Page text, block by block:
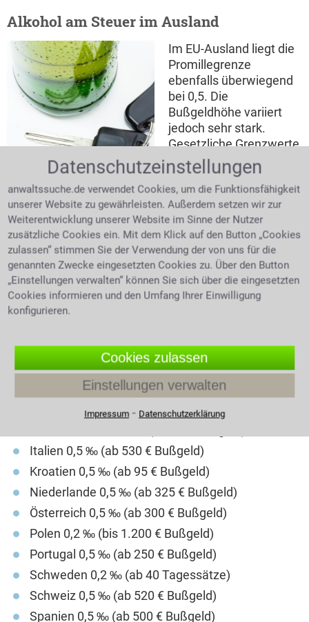
Alkohol am Steuer im Ausland
Ein KFZ Schlüssel vor einer
Flasche mit Alkohol
Im EU-Ausland liegt die
Promillegrenze
ebenfalls überwiegend
bei 0,5. Die
Bußgeldhöhe variiert
jedoch sehr stark.
Gesetzliche Grenzwerte
können jederzeit
angehoben werden, es
ist daher
empfehlenswert vor
Reiseantritt die
aktuellen Werte abzufragen.
Die allgemeine Promillegrenze liegt bei
unseren europäischen Nachbarn in
Dänemark bei 0,5 ‰ (ein Monatsverdienst)
Finnland 0,5 ‰ (ab 15 Tagessätzen)
Frankreich 0,5 ‰ (ab 135 € Bußgeld)
Griechenland 0,5 ‰ (ab 80 € Bußgeld)
Italien 0,5 ‰ (ab 530 € Bußgeld)
Kroatien 0,5 ‰ (ab 95 € Bußgeld)
Niederlande 0,5 ‰ (ab 325 € Bußgeld)
Österreich 0,5 ‰ (ab 300 € Bußgeld)
Polen 0,2 ‰ (bis 1.200 € Bußgeld)
Portugal 0,5 ‰ (ab 250 € Bußgeld)
Schweden 0,2 ‰ (ab 40 Tagessätze)
Schweiz 0,5 ‰ (ab 520 € Bußgeld)
Spanien 0,5 ‰ (ab 500 € Bußgeld)
Datenschutzeinstellungen
anwaltssuche.de verwendet Cookies, um die Funktionsfähigkeit
unserer Website zu gewährleisten. Außerdem setzen wir zur
Weiterentwicklung unserer Website im Sinne der Nutzer
zusätzliche Cookies ein. Mit dem Klick auf den Button „Cookies
zulassen“ stimmen Sie der Verwendung der von uns für die
genannten Zwecke eingesetzten Cookies zu. Über den Button
„Einstellungen verwalten“ können Sie sich über die eingesetzten
Cookies informieren und den Umfang Ihrer Einwilligung
konfigurieren.
Cookies zulassen
Einstellungen verwalten
Impressum⁃ Datenschutzerklärung